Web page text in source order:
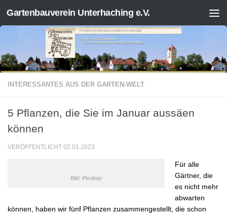
Zum Inhalt springen
Gartenbauverein Unterhaching e.V.
INTERESSANTES AUS DER GARTEN-WELT
5 Pflanzen, die Sie im Januar aussäen
können
VERÖFFENTLICHT 02.01.2023
Bild: Pixabay
Für alle
Gärtner, die
es nicht mehr
abwarten
können, haben wir fünf Pflanzen zusammengestellt, die schon